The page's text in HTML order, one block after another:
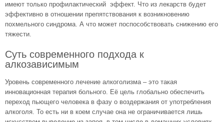
имеют только профилактический эффект. Что из лекарств будет
эффективно в отношении препятствования к возникновению
похмельного синдрома. А что может поспособствовать снижению его
тяжести.
Суть современного подхода к
алкозависимым
Уровень современного лечение алкоголизма – это такая
инновационная терапия больного. Её цель глобально обеспечить
переход пьющего человека в фазу о воздержания от употребления
алкоголя. То есть ни в коем случае она не ограничивается лишь